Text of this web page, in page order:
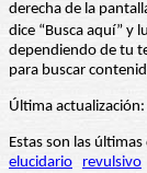
derecha de la
dice “Busca aquí”
dependiendo de tu
para buscar
Última
Estas son las
elucidario
revulsivo